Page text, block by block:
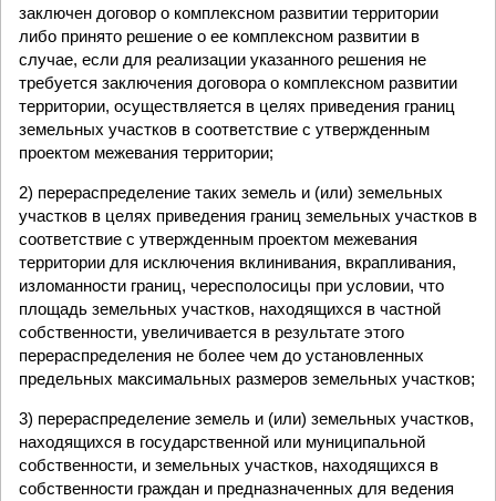
заключен договор о комплексном развитии территории
либо принято решение о ее комплексном развитии в
случае, если для реализации указанного решения не
требуется заключения договора о комплексном развитии
территории, осуществляется в целях приведения границ
земельных участков в соответствие с утвержденным
проектом межевания территории;
2) перераспределение таких земель и (или) земельных
участков в целях приведения границ земельных участков в
соответствие с утвержденным проектом межевания
территории для исключения вклинивания, вкрапливания,
изломанности границ, чересполосицы при условии, что
площадь земельных участков, находящихся в частной
собственности, увеличивается в результате этого
перераспределения не более чем до установленных
предельных максимальных размеров земельных участков;
3) перераспределение земель и (или) земельных участков,
находящихся в государственной или муниципальной
собственности, и земельных участков, находящихся в
собственности граждан и предназначенных для ведения